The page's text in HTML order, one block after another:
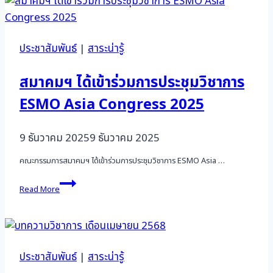
2568
ประชาสัมพันธ์| สาระน่ารู้
สมาคมฯ ได้เข้าร่วมการประชุมวิชาการ
ESMO Asia Congress 2025
9 ธันวาคม 20259 ธันวาคม 2025
คณะกรรมการสมาคมฯ ได้เข้าร่วมการประชุมวิชาการ ESMO Asia …
Read More
สมา
คมฯ
ร่วม
ประชุม
วิชาการ
ประชาสัมพันธ์| สาระน่ารู้